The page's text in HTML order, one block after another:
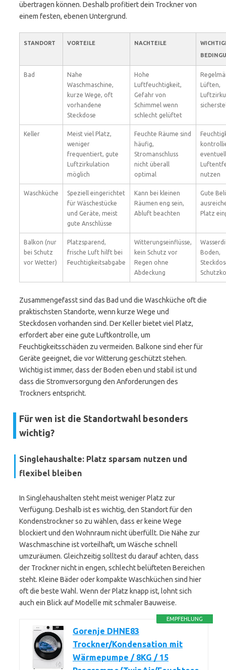
übertragen können. Deshalb profitiert dein Trockner von
einem festen, ebenen Untergrund.
STANDORT VORTEILE NACHTEILE
Bad
Nahe
Waschmaschine,
kurze Wege, oft
vorhandene
Steckdose
Hohe
Luftfeuchtigkeit,
Gefahr von
Schimmel wenn
schlecht gelüftet
Lüften,
Keller
Meist viel Platz,
weniger
frequentiert, gute
Luftzirkulation
möglich
Feuchte Räume sind
häufig,
Stromanschluss
nicht überall
optimal
eventuell
nutzen
Waschküche
Speziell eingerichtet
für Wäschestücke
und Geräte, meist
gute Anschlüsse
Kann bei kleinen
Räumen eng sein,
Abluft beachten
Gute
Platz
Balkon (nur
bei Schutz
vor Wetter)
Platzsparend,
frische Luft hilft bei
Feuchtigkeitsabgabe
Witterungseinflüsse,
kein Schutz vor
Regen ohne
Abdeckung
Boden,
Zusammengefasst sind das Bad und die Waschküche oft die
praktischsten Standorte, wenn kurze Wege und
Steckdosen vorhanden sind. Der Keller bietet viel Platz,
erfordert aber eine gute Luftkontrolle, um
Feuchtigkeitsschäden zu vermeiden. Balkone sind eher für
Geräte geeignet, die vor Witterung geschützt stehen.
Wichtig ist immer, dass der Boden eben und stabil ist und
dass die Stromversorgung den Anforderungen des
Trockners entspricht.
Für wen ist die Standortwahl besonders
wichtig?
Singlehaushalte: Platz sparsam nutzen und
flexibel bleiben
In Singlehaushalten steht meist weniger Platz zur
Verfügung. Deshalb ist es wichtig, den Standort für den
Kondenstrockner so zu wählen, dass er keine Wege
blockiert und den Wohnraum nicht überfüllt. Die Nähe zur
Waschmaschine ist vorteilhaft, um Wäsche schnell
umzuräumen. Gleichzeitig solltest du darauf achten, dass
der Trockner nicht in engen, schlecht belüfteten Bereichen
steht. Kleine Bäder oder kompakte Waschküchen sind hier
oft die beste Wahl. Wenn der Platz knapp ist, lohnt sich
auch ein Blick auf Modelle mit schmaler Bauweise.
EMPFEHLUNG
Gorenje DHNE83
Trockner/Kondensation mit
Wärmepumpe / 8KG / 15